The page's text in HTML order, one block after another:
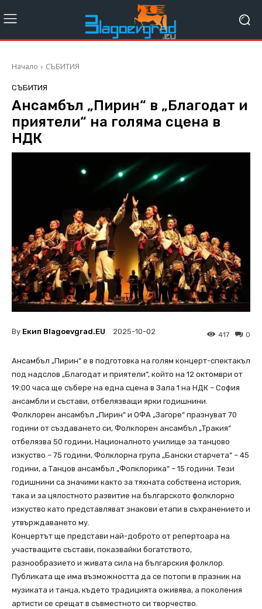
Начало СЪБИТИЯ
СЪБИТИЯ
Ансамбъл „Пирин“ в „Благодат и
приятели“ на голяма сцена в
НДК
By Екип Blagoevgrad.EU 2025-10-02 0
417
Ансамбъл „Пирин“ е в подготовка на голям концерт-спектакъл
под надслов „Благодат и приятели“, който на 12 октомври от
19:00 часа ще събере на една сцена в Зала 1 на НДК – София
ансамбли и състави, отбелязващи ярки годишнини.
Фолклорен ансамбъл „Пирин“ и ОФА „Загоре“ празнуват 70
години от създаването си, Фолклорен ансамбъл „Тракия“
отбелязва 50 години, Националното училище за танцово
изкуство – 75 години, Фолклорна група „Бански старчета“ – 45
години, а Танцов ансамбъл „Фолклорика“ – 15 години. Тези
годишнини са значими както за тяхната собствена история,
така и за цялостното развитие на българското фолклорно
изкуство като представляват знакови етапи в съхранението и
утвърждаването му.
Концертът ще представи най-доброто от репертоара на
участващите състави, показвайки богатството,
разнообразието и живата сила на българския фолклор.
Публиката ще има възможността да се потопи в празник на
музиката и танца, където традицията оживява, а поколения
артисти се срещат в съвместното си творчество.